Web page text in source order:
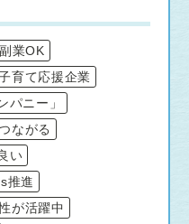
副業OK
育て応援企業
パニー」
ながる
い
推進
が活躍中